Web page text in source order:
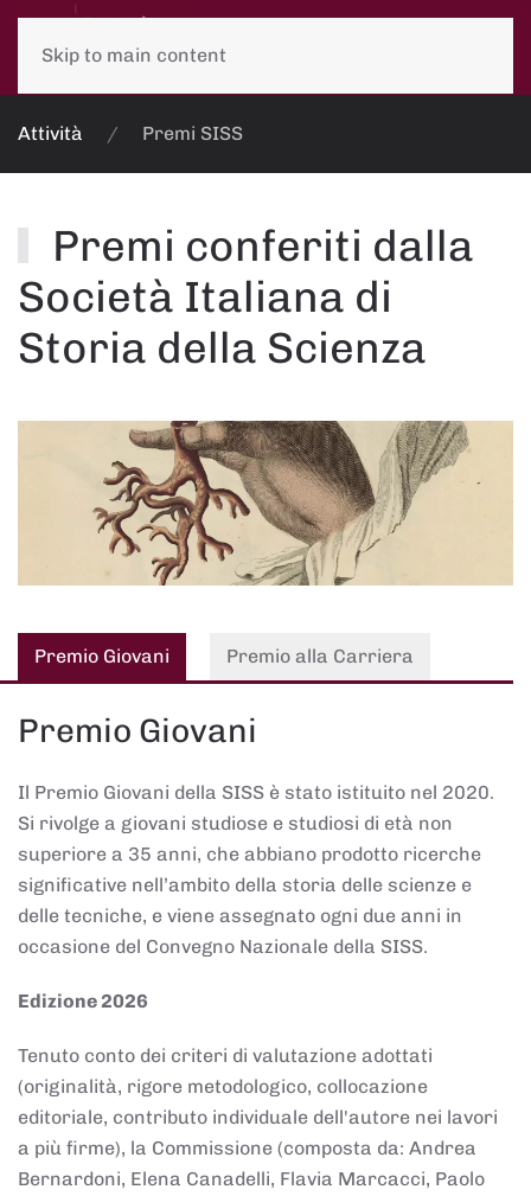
Skip to main content
Attività Premi SISS
Premi conferiti dalla
Società Italiana di
Storia della Scienza
Premio Giovani Premio alla Carriera
Premio Giovani
Il Premio Giovani della SISS è stato istituito nel 2020.
Si rivolge a giovani studiose e studiosi di età non
superiore a 35 anni, che abbiano prodotto ricerche
significative nell’ambito della storia delle scienze e
delle tecniche, e viene assegnato ogni due anni in
occasione del Convegno Nazionale della SISS.
Edizione 2026
Tenuto conto dei criteri di valutazione adottati
(originalità, rigore metodologico, collocazione
editoriale, contributo individuale dell'autore nei lavori
a più firme), la Commissione (composta da: Andrea
Bernardoni, Elena Canadelli, Flavia Marcacci, Paolo